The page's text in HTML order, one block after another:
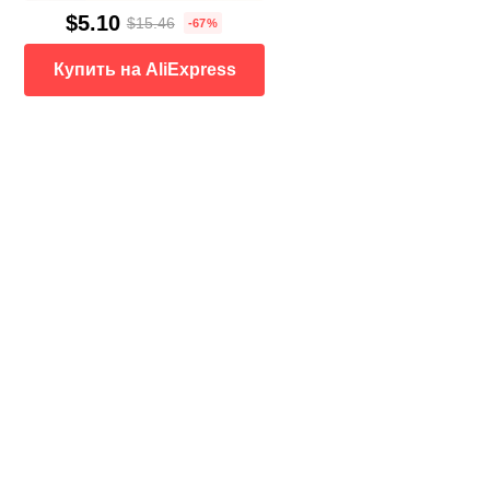
$5.10 $15.46 -67%
Купить на AliExpress